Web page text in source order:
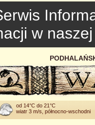
w
od 14°C do 21°C
wiatr 3 m/s, północno-wschodni